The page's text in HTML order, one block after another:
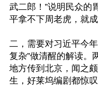
武二郎！”说明民众的
平拿不下周老虎，就
二，需要对习近平今
复杂”做清醒的解读。
地方传到北京，闻之
生，好莱坞编剧都惊